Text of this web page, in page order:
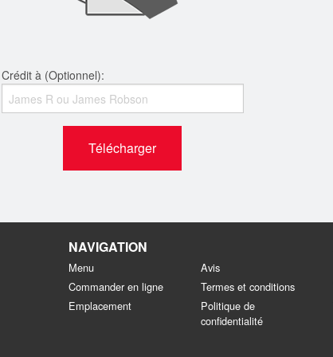
Crédit à (Optionnel):
Télécharger
NAVIGATION
Menu
Commander en ligne
Emplacement
Avis
Termes et conditions
Politique de
confidentialité